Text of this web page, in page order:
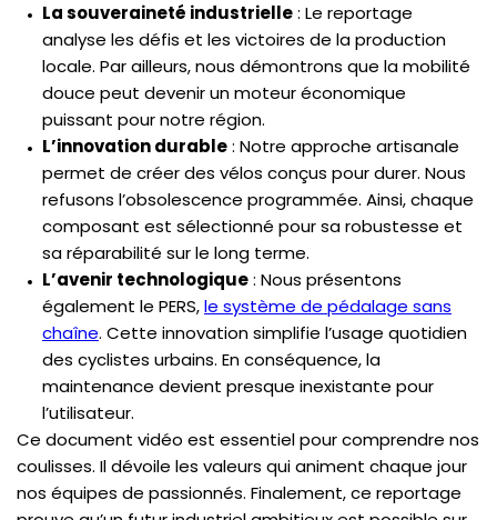
La souveraineté industrielle: Le reportage
analyse les défis et les victoires de la production
locale. Par ailleurs, nous démontrons que la mobilité
douce peut devenir un moteur économique
puissant pour notre région.
L’innovation durable: Notre approche artisanale
permet de créer des vélos conçus pour durer. Nous
refusons l’obsolescence programmée. Ainsi, chaque
composant est sélectionné pour sa robustesse et
sa réparabilité sur le long terme.
L’avenir technologique: Nous présentons
également le PERS,le système de pédalage sans
chaîne. Cette innovation simplifie l’usage quotidien
des cyclistes urbains. En conséquence, la
maintenance devient presque inexistante pour
l’utilisateur.
Ce document vidéo est essentiel pour comprendre nos
coulisses. Il dévoile les valeurs qui animent chaque jour
nos équipes de passionnés. Finalement, ce reportage